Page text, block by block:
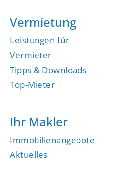
Vermietung
Leistungen für
Vermieter
Tipps & Downloads
Top-Mieter
Ihr Makler
Immobilienangebote
Aktuelles